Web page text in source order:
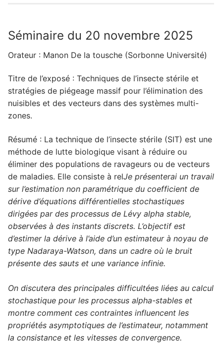
Séminaire du 20 novembre 2025
Orateur : Manon De la tousche (Sorbonne Université)
Titre de l’exposé : Techniques de l’insecte stérile et
stratégies de piégeage massif pour l’élimination des
nuisibles et des vecteurs dans des systèmes multi-
zones.
Résumé : La technique de l’insecte stérile (SIT) est une
méthode de lutte biologique visant à réduire ou
éliminer des populations de ravageurs ou de vecteurs
de maladies. Elle consiste à relJe présenterai un travail
sur l’estimation non paramétrique du coefficient de
dérive d’équations différentielles stochastiques
dirigées par des processus de Lévy alpha stable,
observées à des instants discrets. L’objectif est
d’estimer la dérive à l’aide d’un estimateur à noyau de
type Nadaraya-Watson, dans un cadre où le bruit
présente des sauts et une variance infinie.
On discutera des principales difficultées liées au calcul
stochastique pour les processus alpha-stables et
montre comment ces contraintes influencent les
propriétés asymptotiques de l’estimateur, notamment
la consistance et les vitesses de convergence.